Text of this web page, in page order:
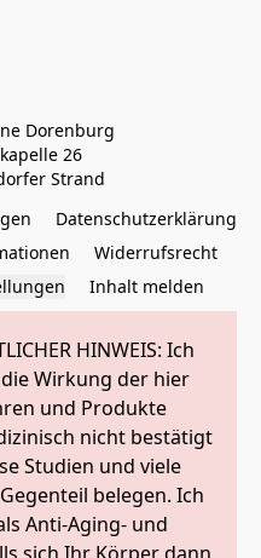
Dorenburg
26
Strand
Datenschutzerklärung
Widerrufsrecht
Inhalt melden